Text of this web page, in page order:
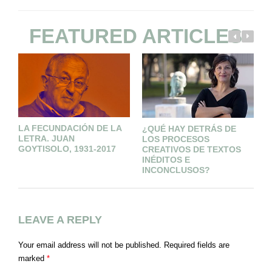
FEATURED ARTICLES
LA FECUNDACIÓN DE LA
LETRA. JUAN
GOYTISOLO, 1931-2017
¿QUÉ HAY DETRÁS DE
LOS PROCESOS
CREATIVOS DE TEXTOS
INÉDITOS E
INCONCLUSOS?
LEAVE A REPLY
Your email address will not be published.
Required fields are
marked *